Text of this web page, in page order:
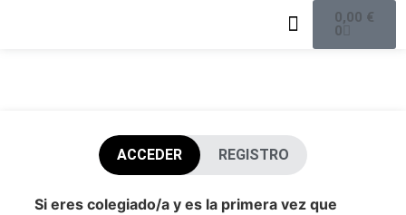
0,00 €
0
ACCEDER REGISTRO
Si eres colegiado/a y es la primera vez que